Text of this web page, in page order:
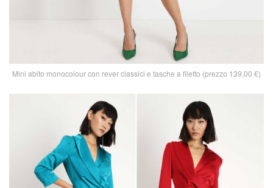
Mini abito monocolour con rever classici e tasche a filetto (prezzo 139,00 €)